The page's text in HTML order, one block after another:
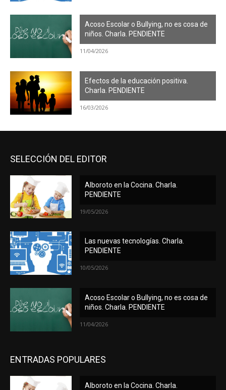
Acoso Escolar o Bullying, no es cosa de
niños. Charla. PENDIENTE
11/04/2026
Efectos de la educación positiva.
Charla. PENDIENTE
16/03/2026
SELECCIÓN DEL EDITOR
Alboroto en la Cocina. Charla.
PENDIENTE
19/05/2026
Las nuevas tecnologías. Charla.
PENDIENTE
10/05/2026
Acoso Escolar o Bullying, no es cosa de
niños. Charla. PENDIENTE
11/04/2026
ENTRADAS POPULARES
Alboroto en la Cocina. Charla.